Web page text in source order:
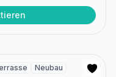
Neubau